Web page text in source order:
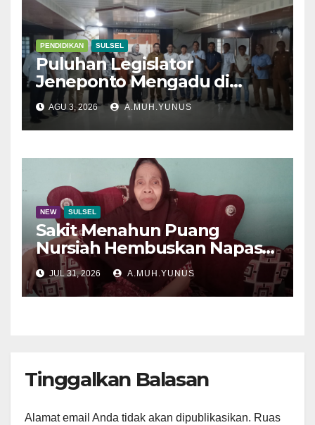
PENDIDIKAN SULSEL
Puluhan Legislator
Jeneponto Mengadu di
Disdik Sulsel
AGU 3, 2026 A.MUH.YUNUS
NEW SULSEL
Sakit Menahun Puang
Nursiah Hembuskan Napas
Terakhir
JUL 31, 2026 A.MUH.YUNUS
Tinggalkan Balasan
Alamat email Anda tidak akan dipublikasikan. Ruas